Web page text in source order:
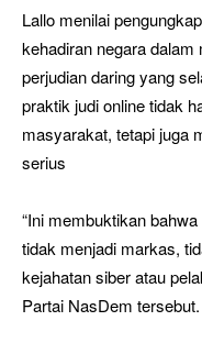
Lallo menilai
kehadiran negara
perjudian daring yang
praktik judi online tidak
masyarakat, tetapi juga
serius
“Ini membuktikan
tidak menjadi markas,
kejahatan siber atau
Partai NasDem tersebut.